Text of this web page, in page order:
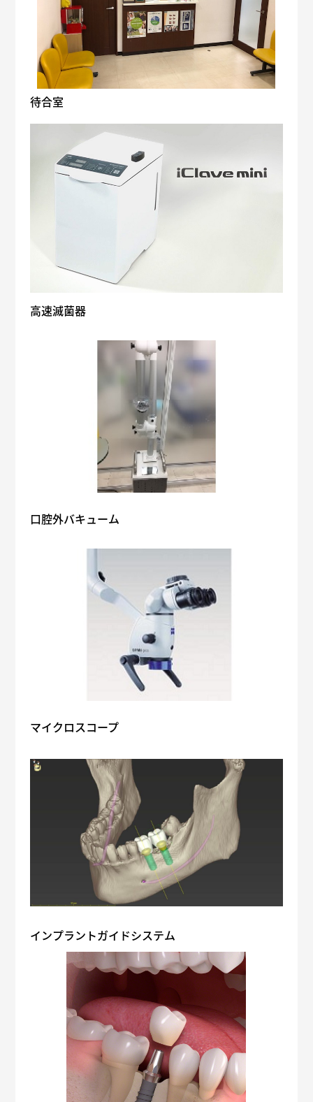
待合室
高速滅菌器
口腔外バキューム
マイクロスコープ
インプラントガイドシステム